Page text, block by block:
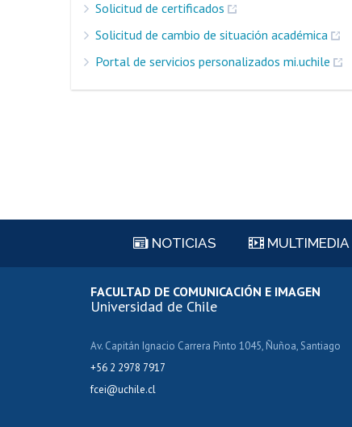
Solicitud de certificados
Solicitud de cambio de situación académica
Portal de servicios personalizados mi.uchile
NOTICIAS MULTIMEDIA
FACULTAD DE COMUNICACIÓN E IMAGEN
Universidad de Chile
Av. Capitán Ignacio Carrera Pinto 1045, Ñuñoa, Santiago
+56 2 2978 7917
fcei@uchile.cl